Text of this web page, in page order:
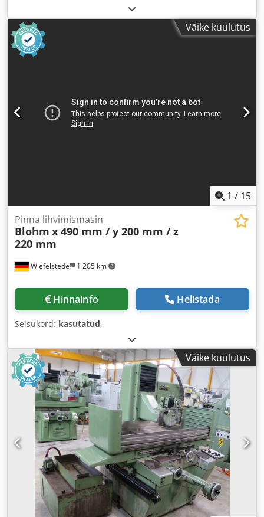
Väike kuulutus
1 / 15
Wiefelstede 1 205 km
Pinna lihvimismasin
Blohm x 490 mm / y 200 mm / z
220 mm
Hinnainfo Helistada
Seisukord: kasutatud,
Väike kuulutus